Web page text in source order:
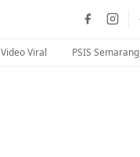
Video Viral PSIS Semarang